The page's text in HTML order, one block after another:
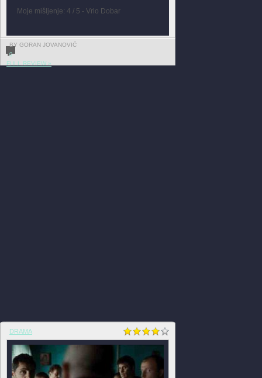
Moje mišljenje: 4 / 5 - Vrlo Dobar
BY GORAN JOVANOVIĆ
0
FULL REVIEW »
DRAMA